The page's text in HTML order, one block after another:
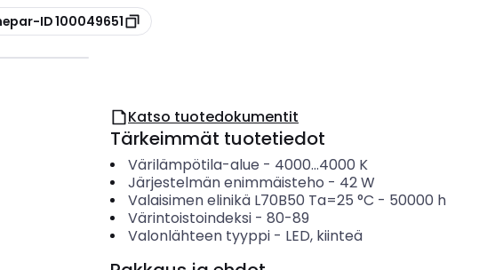
ID 100049651
Katso tuotedokumentit
Tärkeimmät tuotetiedot
Värilämpötila-alue - 4000...4000 K
Järjestelmän enimmäisteho - 42W
Valaisimen elinikä L70B50 Ta=25 °C - 50000 h
Värintoistoindeksi- 80-89
Valonlähteen tyyppi- LED, kiinteä